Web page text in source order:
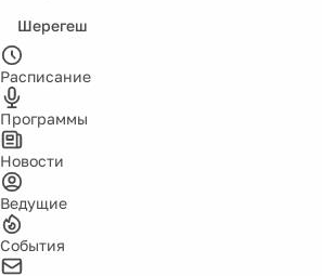
Шерегеш
Расписание
Программы
Новости
Ведущие
События